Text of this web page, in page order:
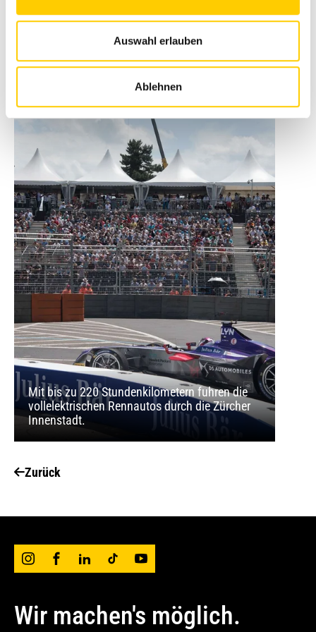
Auswahl erlauben
Ablehnen
Avesco-Notstromlösungen
Mit bis zu 220 Stundenkilometern fuhren die
vollelektrischen Rennautos durch die Zürcher
Innenstadt.
Zurück
Wir machen's möglich.